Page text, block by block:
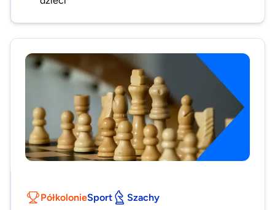
PółkolonieSport Szachy